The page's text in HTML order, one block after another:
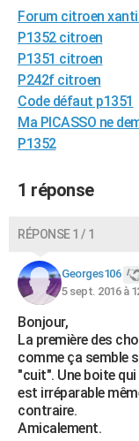
Alimentation
Guide de la santé
Maladies
Médicaments
Sommeil
VOYAGE
Destinations
City break
Voyage nature
Voyage de noces
Forum
Climat
+PHOTO
GUIDES D'ACHAT
BONS PLANS
Carte de Noël
Carte Bonne année
Carte Saint-Valentin
Carte Pâques
Carte d'anniversaire
DICTIONNAIRE
Dictionnaire
Biographies
Citations
Expressions
Proverbes
PROGRAMME TV
COPAINS D'AVANT
S'inscrire
Se connecter
Lycées
Collèges
Primaires
Universités
Entreprises
Service militaire
Avis de recherche
AVIS DE DÉCÈS
FORUM
Bricolage
Lifestyle
Culture
Sport
Auto
Television
Voyage
Cinema
Forum citroen
P1352 citroen
P1351 citroen
P242f citroen
Code défaut p1351
Ma PICASSO ne
P1352
1 réponse
RÉPONSE 1 / 1
Georges106
5 sept. 2016 à
Bonjour,
La première des
comme ça semble
"cuit". Une boite
est irréparable
contraire.
Amicalement.